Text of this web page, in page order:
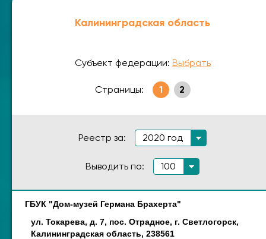
Калининградская область
Субъект федерации: Выбрать
Страницы: 1 2
Реестр за: 2020 год
Выводить по: 100
Наименование Адрес
ГБУК "Дом-музей Германа Брахерта"
ул. Токарева, д. 7, пос. Отрадное, г. Светлогорск,
Калининградская область, 238561